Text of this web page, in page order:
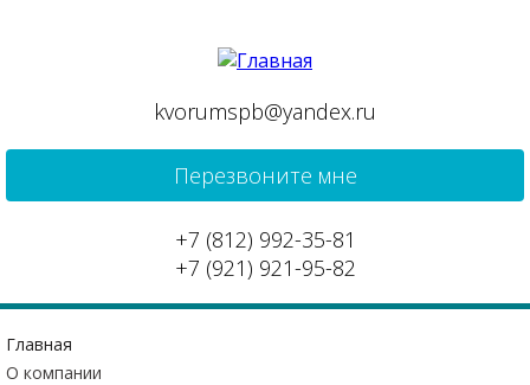
kvorumspb@yandex.ru
Перезвоните мне
+7 (812) 992-35-81
+7 (921) 921-95-82
Главная
О компании